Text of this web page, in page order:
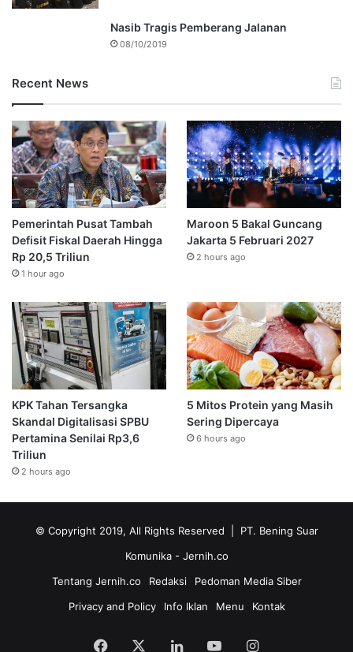
Nasib Tragis Pemberang Jalanan
08/10/2019
Recent News
Pemerintah Pusat Tambah
Defisit Fiskal Daerah Hingga
Rp 20,5 Triliun
1 hour ago
Maroon 5 Bakal Guncang
Jakarta 5 Februari 2027
2 hours ago
KPK Tahan Tersangka
Skandal Digitalisasi SPBU
Pertamina Senilai Rp3,6
Triliun
2 hours ago
5 Mitos Protein yang Masih
Sering Dipercaya
6 hours ago
© Copyright 2019, All Rights Reserved | PT. Bening Suar
Komunika - Jernih.co
Tentang Jernih.co
Redaksi
Pedoman Media Siber
Privacy and Policy
Info Iklan Menu Kontak
Facebook LinkedInYouTubeInstagram